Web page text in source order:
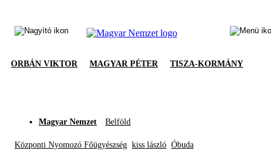
ORBÁN VIKTOR MAGYAR PÉTER TISZA-KORMÁNY
Magyar Nemzet Belföld
Központi Nyomozó Főügyészség kiss lászló Óbuda